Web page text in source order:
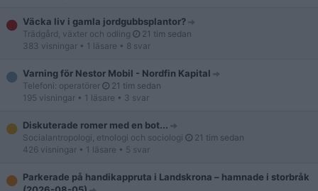
Väcka liv i gamla jordgubbsplantor?
Trädgård, växter och odling
21 tim sedan
383 visningar • 1 läsare • 8 svar
Varning för Nestor Mobil - Nordfin Kapital
Telefoni: operatörer
21 tim sedan
195 visningar • 1 läsare • 3 svar
Diskuterade romer med en bot...
Socialantropologi, etnologi och sociologi
21 tim sedan
426 visningar • 1 läsare • 5 svar
Parkerade på handikappruta i Landskrona – hamnade i storbråk